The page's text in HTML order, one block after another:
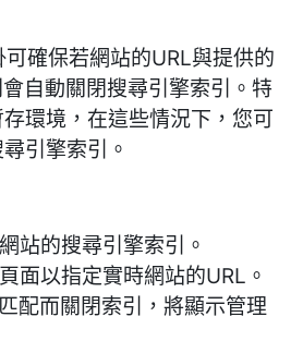
確保若網站的URL與提供的
自動關閉搜尋引擎索引。特
環境，在這些情況下，您可
引擎索引。
站的搜尋引擎索引。
面以指定實時網站的URL。
配而關閉索引，將顯示管理